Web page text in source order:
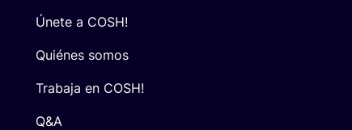
Únete a COSH!
Quiénes somos
Trabaja en COSH!
Q&A